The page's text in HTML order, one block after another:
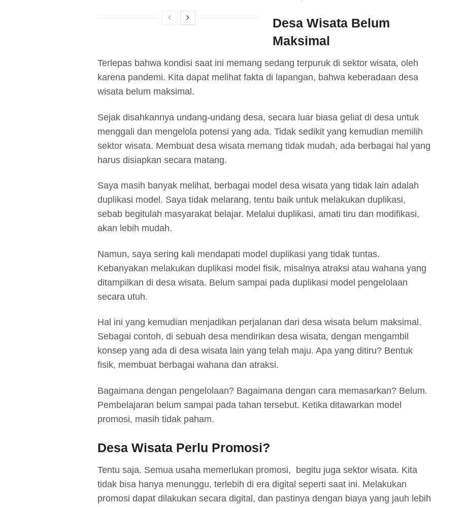
Desa Wisata Belum
Maksimal
Terlepas bahwa kondisi saat ini memang sedang terpuruk di sektor wisata, oleh
karena pandemi. Kita dapat melihat fakta di lapangan, bahwa keberadaan desa
wisata belum maksimal.
Sejak disahkannya undang-undang desa, secara luar biasa geliat di desa untuk
menggali dan mengelola potensi yang ada. Tidak sedikit yang kemudian memilih
sektor wisata. Membuat desa wisata memang tidak mudah, ada berbagai hal yang
harus disiapkan secara matang.
Saya masih banyak melihat, berbagai model desa wisata yang tidak lain adalah
duplikasi model. Saya tidak melarang, tentu baik untuk melakukan duplikasi,
sebab begitulah masyarakat belajar. Melalui duplikasi, amati tiru dan modifikasi,
akan lebih mudah.
Namun, saya sering kali mendapati model duplikasi yang tidak tuntas.
Kebanyakan melakukan duplikasi model fisik, misalnya atraksi atau wahana yang
ditampilkan di desa wisata. Belum sampai pada duplikasi model pengelolaan
secara utuh.
Hal ini yang kemudian menjadikan perjalanan dari desa wisata belum maksimal.
Sebagai contoh, di sebuah desa mendirikan desa wisata, dengan mengambil
konsep yang ada di desa wisata lain yang telah maju. Apa yang ditiru? Bentuk
fisik, membuat berbagai wahana dan atraksi.
Bagaimana dengan pengelolaan? Bagaimana dengan cara memasarkan? Belum.
Pembelajaran belum sampai pada tahan tersebut. Ketika ditawarkan model
promosi, masih tidak paham.
Desa Wisata Perlu Promosi?
Tentu saja. Semua usaha memerlukan promosi, begitu juga sektor wisata. Kita
tidak bisa hanya menunggu, terlebih di era digital seperti saat ini. Melakukan
promosi dapat dilakukan secara digital, dan pastinya dengan biaya yang jauh lebih